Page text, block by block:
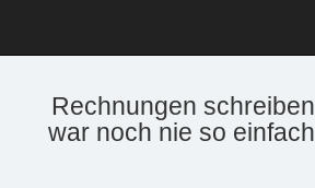
Rechnungen schreiben
war noch nie so einfach